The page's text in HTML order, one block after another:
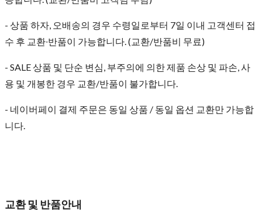
- 상품 하자, 오배송의 경우 수령일로부터 7일 이내 고객센터 접
수 후 교환∙반품이 가능합니다. (교환/반품비 무료)
- SALE 상품 및 단순 변심, 부주의에 의한 제품 손상 및 파손, 사
용 및 개봉한 경우 교환/반품이 불가합니다.
- 네이버페이 결제 주문은 동일 상품 / 동일 옵션 교환만 가능합
니다.
교환 및 반품안내